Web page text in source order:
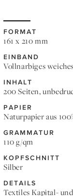
FORMAT
161 x 210 mm
EINBAND
Vollnarbiges
INHALT
200 Seiten,
PAPIER
Naturpapier aus
GRAMMATUR
110 g/qm
KOPFSCHNITT
Silber
DETAILS
Textiles Kapital-